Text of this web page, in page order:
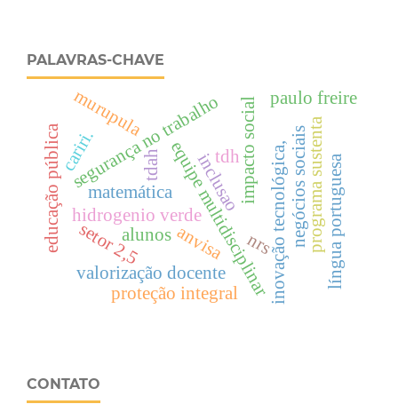
PALAVRAS-CHAVE
equipe multidisciplinar
impacto social
hidrogenio verde
segurança no trabalho inovação tecnológica,
educação pública tdah
setor 2,5 negócios sociais
valorização docente
proteção integral
programa sustenta
murupula
língua portuguesa
matemática
nrs
anvisa
tdh
inclusao
paulo freire
cariri.
alunos
CONTATO